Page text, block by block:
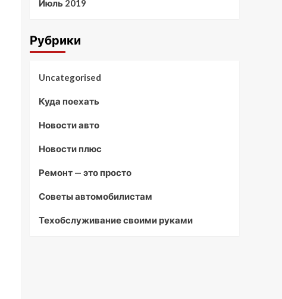
Июль 2019
Рубрики
Uncategorised
Куда поехать
Новости авто
Новости плюс
Ремонт — это просто
Советы автомобилистам
Техобслуживание своими руками